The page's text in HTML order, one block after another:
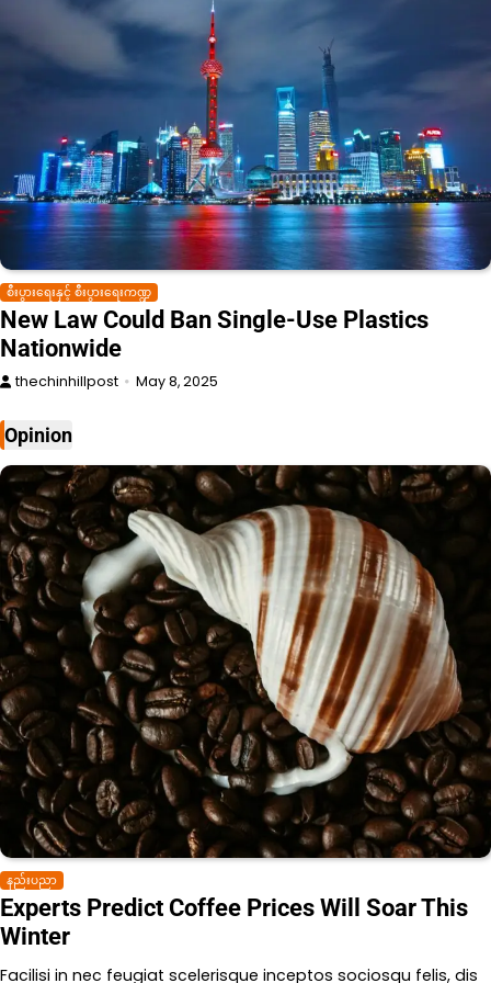
စီးပွားရေးနှင့် စီးပွားရေးကဏ္ဍ
New Law Could Ban Single-Use Plastics
Nationwide
thechinhillpost May 8, 2025
Opinion
နည်းပညာ
Experts Predict Coffee Prices Will Soar This
Winter
Facilisi in nec feugiat scelerisque inceptos sociosqu felis, dis